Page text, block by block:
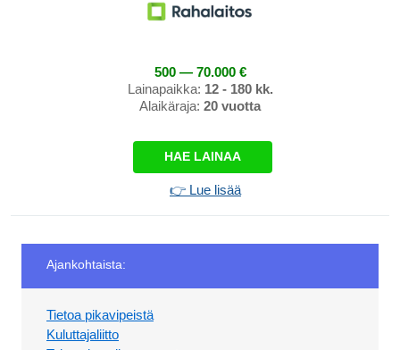
500 — 70.000 €
Lainapaikka: 12 - 180 kk.
Alaikäraja: 20 vuotta
HAE LAINAA
👉 Lue lisää
Ajankohtaista:
Tietoa pikavipeistä
Kuluttajaliitto